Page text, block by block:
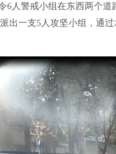
6人警戒小组在东西两个道
出一支5人攻坚小组，通